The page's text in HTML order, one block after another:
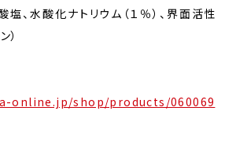
、水酸化ナトリウム（１％）、界面活性
）
online.jp/shop/products/060069